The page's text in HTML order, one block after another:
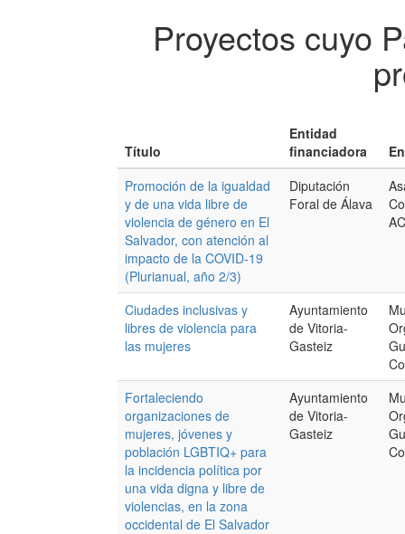
Proyectos cuyo
Título
Entidad
financiadora
Promoción de la igualdad
y de una vida libre de
violencia de género en El
Salvador, con atención al
impacto de la COVID-19
(Plurianual, año 2/3)
Diputación
Foral de Álava
Ciudades inclusivas y
libres de violencia para
las mujeres
Ayuntamiento
de Vitoria-
Gasteiz
Fortaleciendo
organizaciones de
mujeres, jóvenes y
población LGBTIQ+ para
la incidencia política por
una vida digna y libre de
violencias, en la zona
occidental de El Salvador
Ayuntamiento
de Vitoria-
Gasteiz